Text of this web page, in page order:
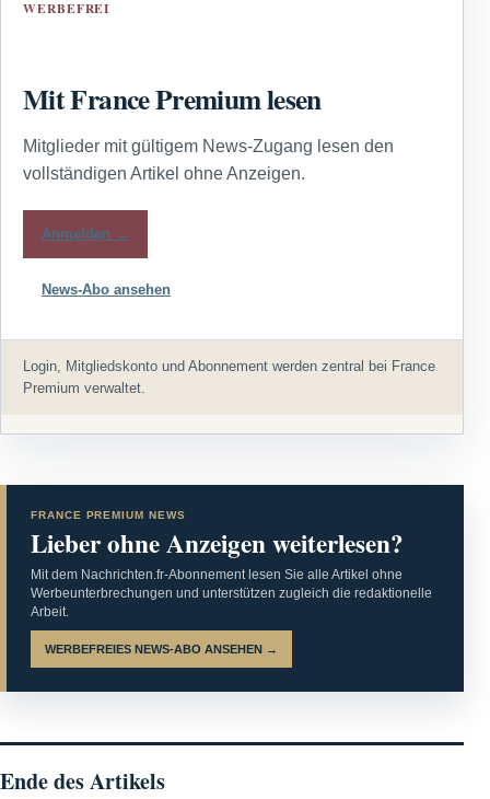
WERBEFREI
Mit France Premium lesen
Mitglieder mit gültigem News-Zugang lesen den
vollständigen Artikel ohne Anzeigen.
Anmelden →
News-Abo ansehen
Login, Mitgliedskonto und Abonnement werden zentral bei France
Premium verwaltet.
FRANCE PREMIUM NEWS
Lieber ohne Anzeigen weiterlesen?
Mit dem Nachrichten.fr-Abonnement lesen Sie alle Artikel ohne
Werbeunterbrechungen und unterstützen zugleich die redaktionelle
Arbeit.
WERBEFREIES NEWS-ABO ANSEHEN →
Ende des Artikels